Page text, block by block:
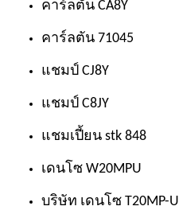
คาร์ลตัน CA8Y
คาร์ลตัน 71045
แชมป์ CJ8Y
แชมป์ C8JY
แชมเปี้ยน stk 848
เดนโซ W20MPU
บริษัท เดนโซ T20MP-U